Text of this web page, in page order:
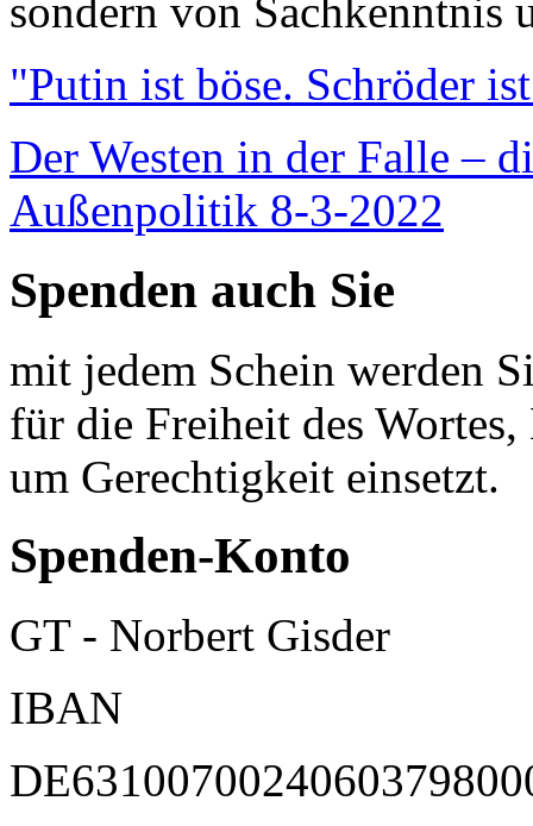
sondern von Sachkenntnis
"Putin ist böse. Schröder
Der Westen in der Falle –
Außenpolitik 8-3-2022
Spenden auch Sie
mit jedem Schein werden
für die Freiheit des
um Gerechtigkeit einsetzt.
Spenden-Konto
GT - Norbert Gisder
IBAN